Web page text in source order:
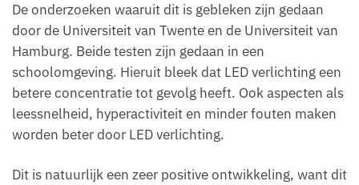
De onderzoeken waaruit dit is gebleken zijn gedaan
door de Universiteit van Twente en de Universiteit van
Hamburg. Beide testen zijn gedaan in een
schoolomgeving. Hieruit bleek dat LED verlichting een
betere concentratie tot gevolg heeft. Ook aspecten als
leessnelheid, hyperactiviteit en minder fouten maken
worden beter door LED verlichting.
Dit is natuurlijk een zeer positive ontwikkeling, want dit